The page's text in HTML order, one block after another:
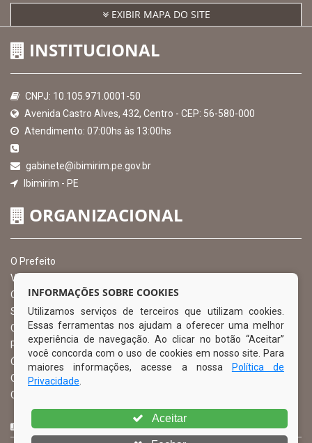
EXIBIR MAPA DO SITE
INSTITUCIONAL
CNPJ: 10.105.971.0001-50
Avenida Castro Alves, 432, Centro - CEP: 56-580-000
Atendimento: 07:00hs às 13:00hs
gabinete@ibimirim.pe.gov.br
Ibimirim - PE
ORGANIZACIONAL
O Prefeito
Vice Prefeito
Ouvidoria Municipal
Serviço de Informação ao Cidadão – SIC
Chefe de Gabinete
Procuradoria Geral
Órgão de Controle Interno
Organograma
Comissão Permanente de Licitação – CPL
CURTA NOSSA FAN PAGE
INFORMAÇÕES SOBRE COOKIES
Utilizamos serviços de terceiros que utilizam cookies.
Essas ferramentas nos ajudam a oferecer uma melhor
experiência de navegação. Ao clicar no botão “Aceitar”
você concorda com o uso de cookies em nosso site. Para
maiores informações, acesse a nossa
Política de
Privacidade
Aceitar